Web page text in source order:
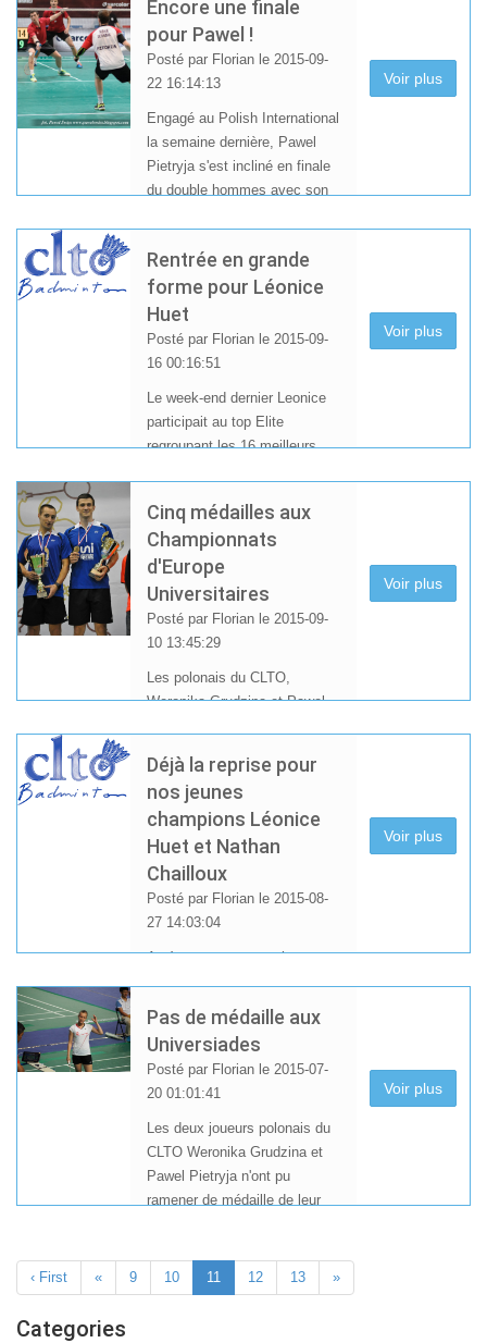
Encore une finale
pour Pawel !
Posté par Florian le 2015-09-
22 16:14:13
Engagé au Polish International
la semaine dernière, Pawel
Pietryja s'est incliné en finale
du double hommes avec son
Voir plus
Rentrée en grande
forme pour Léonice
Huet
Posté par Florian le 2015-09-
16 00:16:51
Le week-end dernier Leonice
participait au top Elite
regroupant les 16 meilleurs
Voir plus
Cinq médailles aux
Championnats
d'Europe
Universitaires
Posté par Florian le 2015-09-
10 13:45:29
Les polonais du CLTO,
Weronika Grudzina et Pawel
Universitaire qui se sont
déroulés chez eux à Varsovie.
Ils ont remporté cinq
médailles !
Voir plus
Déjà la reprise pour
nos jeunes
champions Léonice
Huet et Nathan
Chailloux
Posté par Florian le 2015-08-
27 14:03:04
Après un stage avec le
Léonice Huet commence sa
saison par le Yonex
Langenfeld Cup en Allemagne
où elle jouera dans les trois
tableaux en U17. Début de la
compétition ce vendredi.
Nathan Chailloux débute ce
week-end sa saison au 1er
Internationaler Babolat Refrath
Bonne chance à tous les
deux.
Voir plus
Pas de médaille aux
Universiades
Posté par Florian le 2015-07-
20 01:01:41
Les deux joueurs polonais du
CLTO Weronika Grudzina et
Pawel Pietryja n'ont pu
ramener de médaille de leur
performances.
Voir plus
‹ First « 9 10 11 12 13 »
Categories